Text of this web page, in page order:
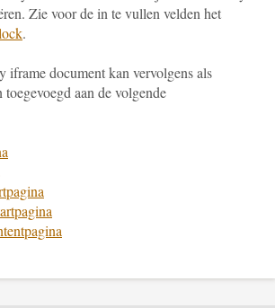
Zie voor de in te vullen velden het
.
iframe document kan vervolgens als
aan de volgende